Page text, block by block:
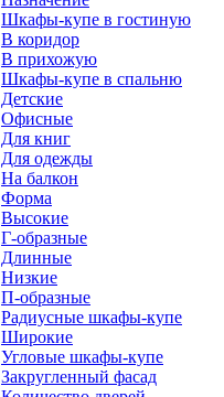
Шкафы-купе в гостиную
В коридор
В прихожую
Шкафы-купе в спальню
Детские
Офисные
Для книг
Для одежды
На балкон
Форма
Высокие
Г-образные
Длинные
Низкие
П-образные
Радиусные шкафы-купе
Широкие
Угловые шкафы-купе
Закругленный фасад